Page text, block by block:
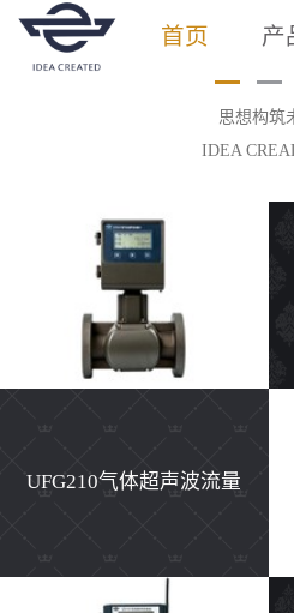
首页 产
思想构筑
IDEA
UFG210气体超声波流量